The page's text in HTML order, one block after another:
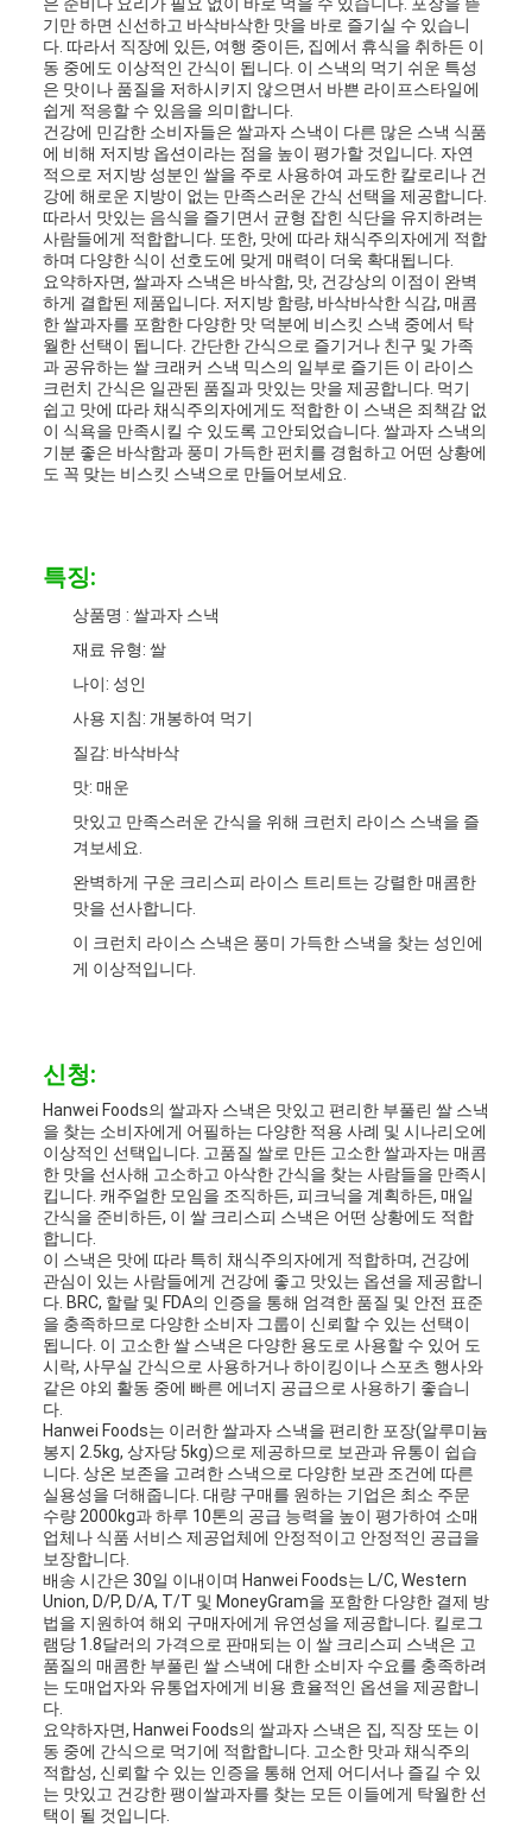
은 준비나 요리가 필요 없이 바로 먹을 수 있습니다. 포장을 뜯
기만 하면 신선하고 바삭바삭한 맛을 바로 즐기실 수 있습니
다. 따라서 직장에 있든, 여행 중이든, 집에서 휴식을 취하든 이
동 중에도 이상적인 간식이 됩니다. 이 스낵의 먹기 쉬운 특성
은 맛이나 품질을 저하시키지 않으면서 바쁜 라이프스타일에
쉽게 적응할 수 있음을 의미합니다.
건강에 민감한 소비자들은 쌀과자 스낵이 다른 많은 스낵 식품
에 비해 저지방 옵션이라는 점을 높이 평가할 것입니다. 자연
적으로 저지방 성분인 쌀을 주로 사용하여 과도한 칼로리나 건
강에 해로운 지방이 없는 만족스러운 간식 선택을 제공합니다.
따라서 맛있는 음식을 즐기면서 균형 잡힌 식단을 유지하려는
사람들에게 적합합니다. 또한, 맛에 따라 채식주의자에게 적합
하며 다양한 식이 선호도에 맞게 매력이 더욱 확대됩니다.
요약하자면, 쌀과자 스낵은 바삭함, 맛, 건강상의 이점이 완벽
하게 결합된 제품입니다. 저지방 함량, 바삭바삭한 식감, 매콤
한 쌀과자를 포함한 다양한 맛 덕분에 비스킷 스낵 중에서 탁
월한 선택이 됩니다. 간단한 간식으로 즐기거나 친구 및 가족
과 공유하는 쌀 크래커 스낵 믹스의 일부로 즐기든 이 라이스
크런치 간식은 일관된 품질과 맛있는 맛을 제공합니다. 먹기
쉽고 맛에 따라 채식주의자에게도 적합한 이 스낵은 죄책감 없
이 식욕을 만족시킬 수 있도록 고안되었습니다. 쌀과자 스낵의
기분 좋은 바삭함과 풍미 가득한 펀치를 경험하고 어떤 상황에
도 꼭 맞는 비스킷 스낵으로 만들어보세요.
특징:
상품명 : 쌀과자 스낵
재료 유형: 쌀
나이: 성인
사용 지침: 개봉하여 먹기
질감: 바삭바삭
맛: 매운
맛있고 만족스러운 간식을 위해 크런치 라이스 스낵을 즐
겨보세요.
완벽하게 구운 크리스피 라이스 트리트는 강렬한 매콤한
맛을 선사합니다.
이 크런치 라이스 스낵은 풍미 가득한 스낵을 찾는 성인에
게 이상적입니다.
신청:
Hanwei Foods의 쌀과자 스낵은 맛있고 편리한 부풀린 쌀 스낵
을 찾는 소비자에게 어필하는 다양한 적용 사례 및 시나리오에
이상적인 선택입니다. 고품질 쌀로 만든 고소한 쌀과자는 매콤
한 맛을 선사해 고소하고 아삭한 간식을 찾는 사람들을 만족시
킵니다. 캐주얼한 모임을 조직하든, 피크닉을 계획하든, 매일
간식을 준비하든, 이 쌀 크리스피 스낵은 어떤 상황에도 적합
합니다.
이 스낵은 맛에 따라 특히 채식주의자에게 적합하며, 건강에
관심이 있는 사람들에게 건강에 좋고 맛있는 옵션을 제공합니
다. BRC, 할랄 및 FDA의 인증을 통해 엄격한 품질 및 안전 표준
을 충족하므로 다양한 소비자 그룹이 신뢰할 수 있는 선택이
됩니다. 이 고소한 쌀 스낵은 다양한 용도로 사용할 수 있어 도
시락, 사무실 간식으로 사용하거나 하이킹이나 스포츠 행사와
같은 야외 활동 중에 빠른 에너지 공급으로 사용하기 좋습니
다.
Hanwei Foods는 이러한 쌀과자 스낵을 편리한 포장(알루미늄
봉지 2.5kg, 상자당 5kg)으로 제공하므로 보관과 유통이 쉽습
니다. 상온 보존을 고려한 스낵으로 다양한 보관 조건에 따른
실용성을 더해줍니다. 대량 구매를 원하는 기업은 최소 주문
수량 2000kg과 하루 10톤의 공급 능력을 높이 평가하여 소매
업체나 식품 서비스 제공업체에 안정적이고 안정적인 공급을
보장합니다.
배송 시간은 30일 이내이며 Hanwei Foods는 L/C, Western
Union, D/P, D/A, T/T 및 MoneyGram을 포함한 다양한 결제 방
법을 지원하여 해외 구매자에게 유연성을 제공합니다. 킬로그
램당 1.8달러의 가격으로 판매되는 이 쌀 크리스피 스낵은 고
품질의 매콤한 부풀린 쌀 스낵에 대한 소비자 수요를 충족하려
는 도매업자와 유통업자에게 비용 효율적인 옵션을 제공합니
다.
요약하자면, Hanwei Foods의 쌀과자 스낵은 집, 직장 또는 이
동 중에 간식으로 먹기에 적합합니다. 고소한 맛과 채식주의
적합성, 신뢰할 수 있는 인증을 통해 언제 어디서나 즐길 수 있
는 맛있고 건강한 팽이쌀과자를 찾는 모든 이들에게 탁월한 선
택이 될 것입니다.